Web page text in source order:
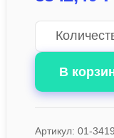
В
Артикул: 01-